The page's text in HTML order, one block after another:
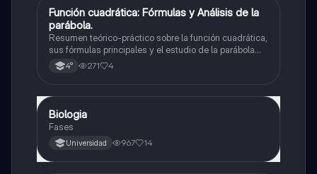
Matemáticas
Función cuadrática: Fórmulas y Análisis de la
parábola.
Resumen teórico-práctico sobre la función cuadrática,
sus fórmulas principales y el estudio de la parábola
como representación gráfica.Incluye desarrollo de la
forma general, cálculo de raíces, vértice y elementos
4° 271 4
Biología
Biologia
Fases
Universidad 967 14